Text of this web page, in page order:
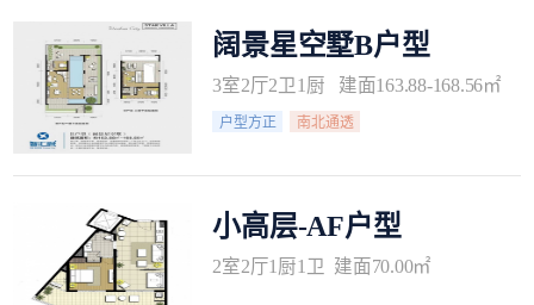
阔景星空墅B户型
3室2厅2卫1厨 建面163.88-168.56㎡
户型方正 南北通透
小高层-AF户型
2室2厅1厨1卫 建面70.00㎡